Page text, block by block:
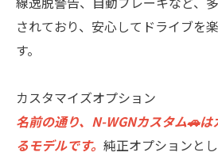
されており、安心してドライブを
す。
カスタマイズオプション
名前の通り、N-WGNカスタム🚗
るモデルです。 純正オプションと